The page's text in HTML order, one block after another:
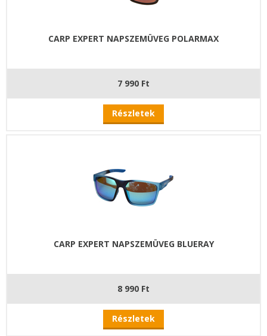
CARP EXPERT NAPSZEMÜVEG POLARMAX
7 990 Ft
Részletek
CARP EXPERT NAPSZEMÜVEG BLUERAY
8 990 Ft
Részletek